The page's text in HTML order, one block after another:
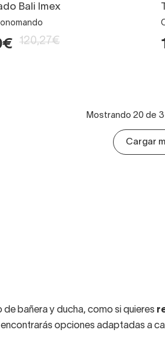
Bali Imex
120,27€
Mostrando 20 de
Cargar
de bañera y ducha, como si quieres
encontrarás opciones adaptadas a